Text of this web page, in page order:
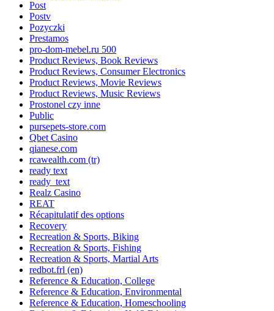
Post
Postv
Pozyczki
Prestamos
pro-dom-mebel.ru 500
Product Reviews, Book Reviews
Product Reviews, Consumer Electronics
Product Reviews, Movie Reviews
Product Reviews, Music Reviews
Prostonel czy inne
Public
pursepets-store.com
Qbet Casino
qianese.com
rcawealth.com (tr)
ready text
ready_text
Realz Casino
REAT
Récapitulatif des options
Recovery
Recreation & Sports, Biking
Recreation & Sports, Fishing
Recreation & Sports, Martial Arts
redbot.frl (en)
Reference & Education, College
Reference & Education, Environmental
Reference & Education, Homeschooling